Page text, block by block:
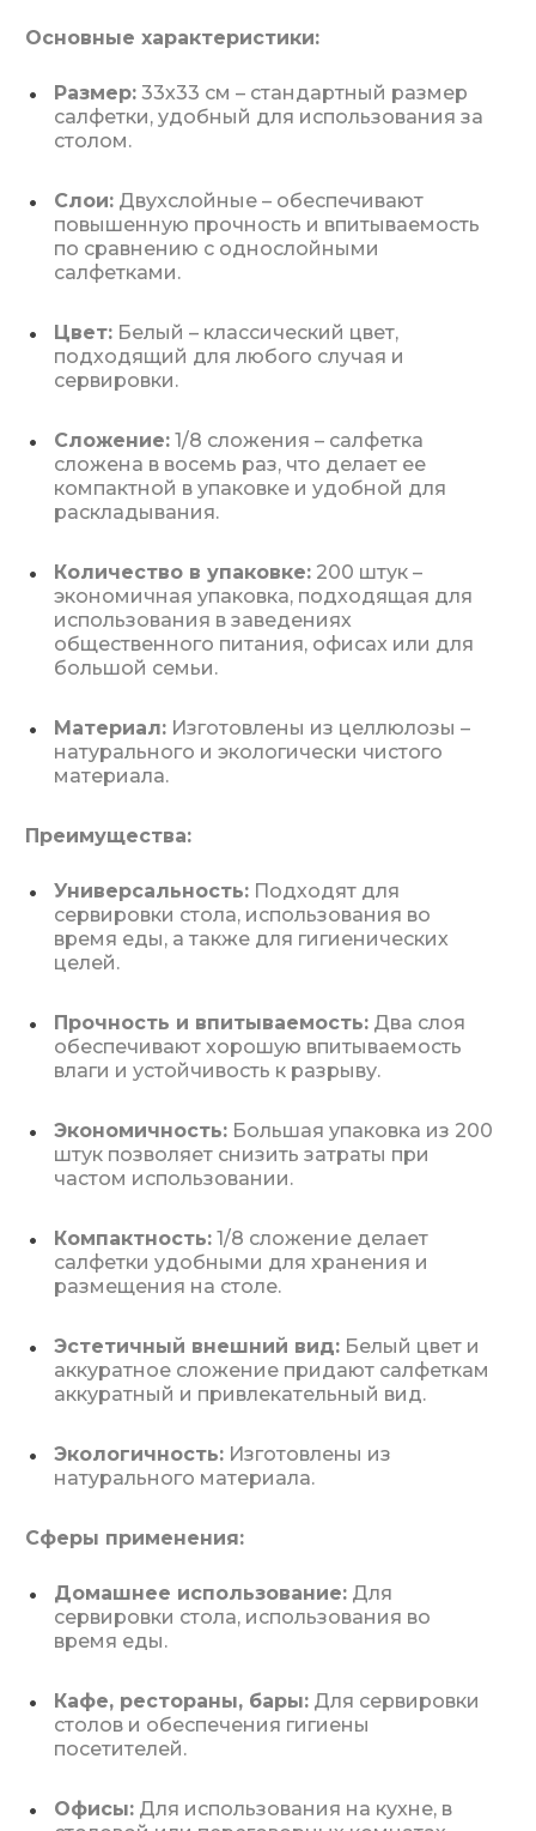
Основные характеристики:
Размер: 33х33 см – стандартный размер
салфетки, удобный для использования за
столом.
Слои: Двухслойные – обеспечивают
повышенную прочность и впитываемость
по сравнению с однослойными
салфетками.
Цвет: Белый – классический цвет,
подходящий для любого случая и
сервировки.
Сложение: 1/8 сложения – салфетка
сложена в восемь раз, что делает ее
компактной в упаковке и удобной для
раскладывания.
Количество в упаковке: 200 штук –
экономичная упаковка, подходящая для
использования в заведениях
общественного питания, офисах или для
большой семьи.
Материал: Изготовлены из целлюлозы –
натурального и экологически чистого
материала.
Преимущества:
Универсальность: Подходят для
сервировки стола, использования во
время еды, а также для гигиенических
целей.
Прочность и впитываемость: Два слоя
обеспечивают хорошую впитываемость
влаги и устойчивость к разрыву.
Экономичность: Большая упаковка из 200
штук позволяет снизить затраты при
частом использовании.
Компактность: 1/8 сложение делает
салфетки удобными для хранения и
размещения на столе.
Эстетичный внешний вид: Белый цвет и
аккуратное сложение придают салфеткам
аккуратный и привлекательный вид.
Экологичность: Изготовлены из
натурального материала.
Сферы применения:
Домашнее использование: Для
сервировки стола, использования во
время еды.
Кафе, рестораны, бары: Для сервировки
столов и обеспечения гигиены
посетителей.
Офисы: Для использования на кухне, в